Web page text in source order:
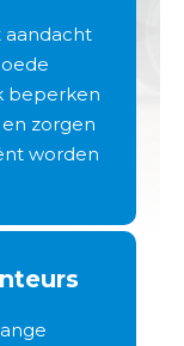
aandacht
beperken
zorgen
worden